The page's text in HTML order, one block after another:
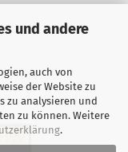
und andere
auch von
der Website zu
zu analysieren und
zu können. Weitere
.